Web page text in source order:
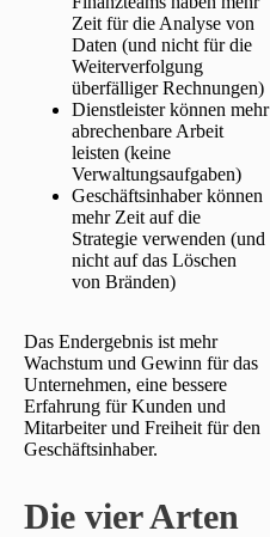
Zeit für die Analyse von
Daten (und nicht für die
Weiterverfolgung
überfälliger Rechnungen)
Dienstleister können mehr
abrechenbare Arbeit
leisten (keine
Verwaltungsaufgaben)
Geschäftsinhaber können
mehr Zeit auf die
Strategie verwenden (und
nicht auf das Löschen
von Bränden)
Das Endergebnis ist mehr
Wachstum und Gewinn für das
Unternehmen, eine bessere
Erfahrung für Kunden und
Mitarbeiter und Freiheit für den
Geschäftsinhaber.
Die vier Arten